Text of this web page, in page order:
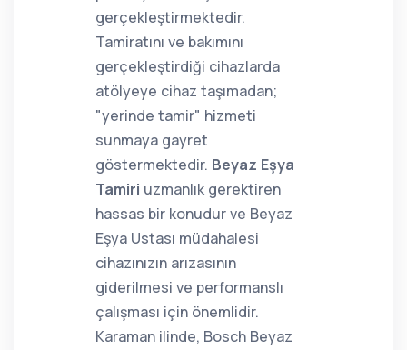
gerçekleştirmektedir.
Tamiratını ve bakımını
gerçekleştirdiği cihazlarda
atölyeye cihaz taşımadan;
"yerinde tamir" hizmeti
sunmaya gayret
göstermektedir. Beyaz Eşya
Tamiri uzmanlık gerektiren
hassas bir konudur ve Beyaz
Eşya Ustası müdahalesi
cihazınızın arızasının
giderilmesi ve performanslı
çalışması için önemlidir.
Karaman ilinde, Bosch Beyaz